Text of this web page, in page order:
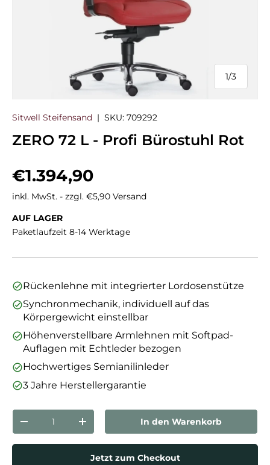
1/
von
3
Sitwell Steifensand | SKU: 709292
ZERO 72 L - Profi Bürostuhl Rot
Normaler Preis
€1.394,90
inkl. MwSt. - zzgl. €5,90 Versand
AUF LAGER
Paketlaufzeit 8-14 Werktage
Rückenlehne mit integrierter Lordosenstütze
Synchronmechanik, individuell auf das
Körpergewicht einstellbar
Höhenverstellbare Armlehnen mit Softpad-
Auflagen mit Echtleder bezogen
Hochwertiges Semianilinleder
3 Jahre Herstellergarantie
Anzahl
Menge verringernMenge erhöhenIn den Warenkorb
Jetzt zum Checkout